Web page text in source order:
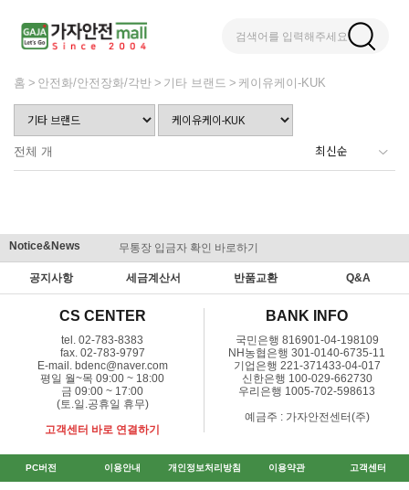
검색어를 입력해주세요
홈 안전화/안전장화/각반 기타 브랜드 케이유케이-KUK
전체 개
Notice&News 무통장 입금자 확인 바로하기
공지사항 세금계산서 반품교환 Q&A
CS CENTER
tel. 02-783-8383
fax. 02-783-9797
E-mail. bdenc@naver.com
평일 월~목 09:00 ~ 18:00
금 09:00 ~ 17:00
(토.일.공휴일 휴무)
고객센터 바로 연결하기
BANK INFO
국민은행 816901-04-198109
NH농협은행 301-0140-6735-11
기업은행 221-371433-04-017
신한은행 100-029-662730
우리은행 1005-702-598613
예금주 : 가자안전센터(주)
PC버전 이용안내 개인정보처리방침 이용약관 고객센터